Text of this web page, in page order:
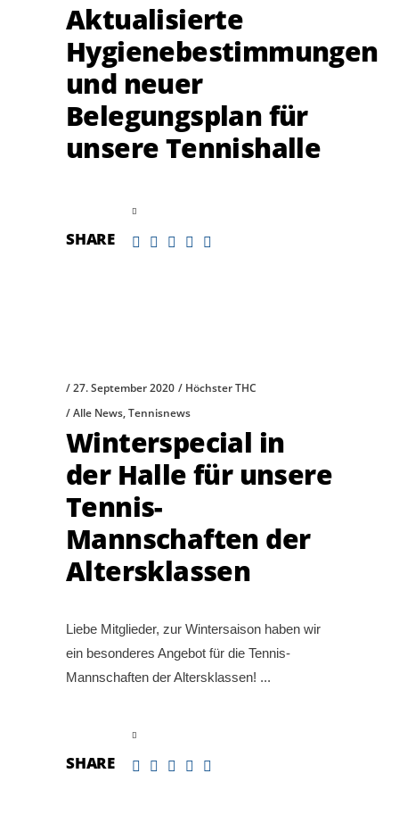
Aktualisierte
Hygienebestimmungen
und neuer
Belegungsplan für
unsere Tennishalle
SHARE
27. September 2020
Höchster THC
Alle News,Tennisnews
Winterspecial in
der Halle für unsere
Tennis-
Mannschaften der
Altersklassen
Liebe Mitglieder, zur Wintersaison haben wir
ein besonderes Angebot für die Tennis-
Mannschaften der Altersklassen!
SHARE